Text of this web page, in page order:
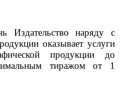
Издательство наряду с
оказывает услуги
продукции до
тиражом от 1